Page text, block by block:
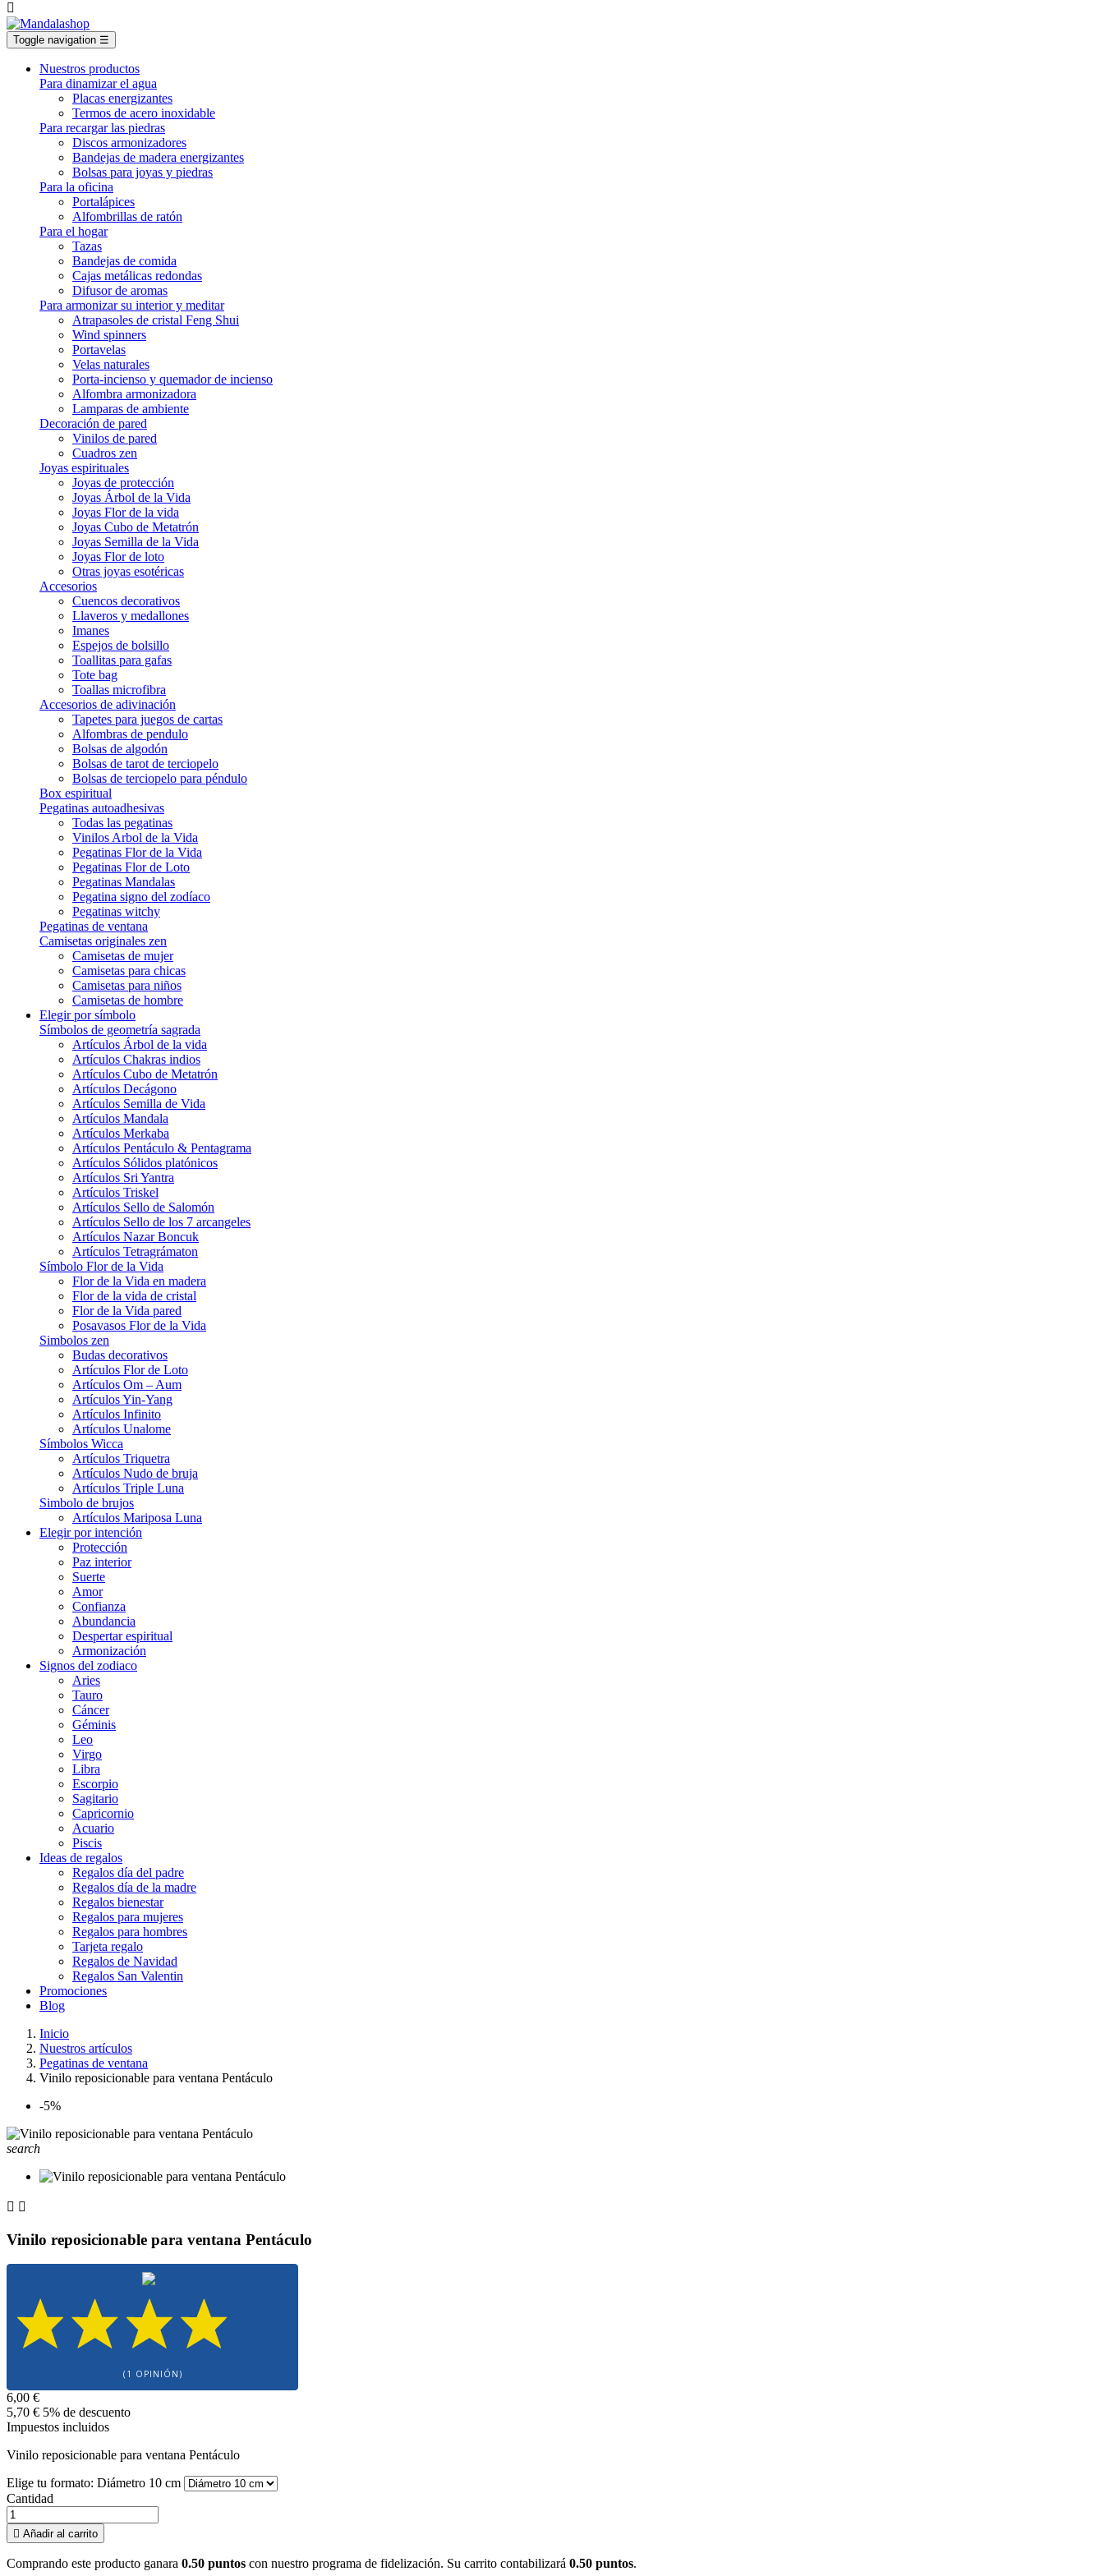

Toggle navigation ☰
Nuestros productos
Para dinamizar el agua
Placas energizantes
Termos de acero inoxidable
Para recargar las piedras
Discos armonizadores
Bandejas de madera energizantes
Bolsas para joyas y piedras
Para la oficina
Portalápices
Alfombrillas de ratón
Para el hogar
Tazas
Bandejas de comida
Cajas metálicas redondas
Difusor de aromas
Para armonizar su interior y meditar
Atrapasoles de cristal Feng Shui
Wind spinners
Portavelas
Velas naturales
Porta-incienso y quemador de incienso
Alfombra armonizadora
Lamparas de ambiente
Decoración de pared
Vinilos de pared
Cuadros zen
Joyas espirituales
Joyas de protección
Joyas Árbol de la Vida
Joyas Flor de la vida
Joyas Cubo de Metatrón
Joyas Semilla de la Vida
Joyas Flor de loto
Otras joyas esotéricas
Accesorios
Cuencos decorativos
Llaveros y medallones
Imanes
Espejos de bolsillo
Toallitas para gafas
Tote bag
Toallas microfibra
Accesorios de adivinación
Tapetes para juegos de cartas
Alfombras de pendulo
Bolsas de algodón
Bolsas de tarot de terciopelo
Bolsas de terciopelo para péndulo
Box espiritual
Pegatinas autoadhesivas
Todas las pegatinas
Vinilos Arbol de la Vida
Pegatinas Flor de la Vida
Pegatinas Flor de Loto
Pegatinas Mandalas
Pegatina signo del zodíaco
Pegatinas witchy
Pegatinas de ventana
Camisetas originales zen
Camisetas de mujer
Camisetas para chicas
Camisetas para niños
Camisetas de hombre
Elegir por símbolo
Símbolos de geometría sagrada
Artículos Árbol de la vida
Artículos Chakras indios
Artículos Cubo de Metatrón
Artículos Decágono
Artículos Semilla de Vida
Artículos Mandala
Artículos Merkaba
Artículos Pentáculo & Pentagrama
Artículos Sólidos platónicos
Artículos Sri Yantra
Artículos Triskel
Artículos Sello de Salomón
Artículos Sello de los 7 arcangeles
Artículos Nazar Boncuk
Artículos Tetragrámaton
Símbolo Flor de la Vida
Flor de la Vida en madera
Flor de la vida de cristal
Flor de la Vida pared
Posavasos Flor de la Vida
Simbolos zen
Budas decorativos
Artículos Flor de Loto
Artículos Om – Aum
Artículos Yin-Yang
Artículos Infinito
Artículos Unalome
Símbolos Wicca
Artículos Triquetra
Artículos Nudo de bruja
Artículos Triple Luna
Simbolo de brujos
Artículos Mariposa Luna
Elegir por intención
Protección
Paz interior
Suerte
Amor
Confianza
Abundancia
Despertar espiritual
Armonización
Signos del zodiaco
Aries
Tauro
Cáncer
Géminis
Leo
Virgo
Libra
Escorpio
Sagitario
Capricornio
Acuario
Piscis
Ideas de regalos
Regalos día del padre
Regalos día de la madre
Regalos bienestar
Regalos para mujeres
Regalos para hombres
Tarjeta regalo
Regalos de Navidad
Regalos San Valentin
Promociones
Blog
Inicio
Nuestros artículos
Pegatinas de ventana
Vinilo reposicionable para ventana Pentáculo
-5%
search
 
Vinilo reposicionable para ventana Pentáculo
(1 OPINIÓN)
6,00 €
5,70 € 5% de descuento
Impuestos incluidos
Vinilo reposicionable para ventana Pentáculo
Elige tu formato: Diámetro 10 cm
Cantidad
 Añadir al carrito
Comprando este producto ganara 0.50 puntos con nuestro programa de fidelización. Su carrito contabilizará 0.50 puntos.